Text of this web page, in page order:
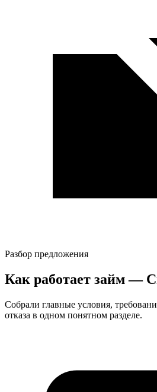
Разбор предложения
Как работает займ —
Собрали главные условия,
отказа в одном понятном разделе.